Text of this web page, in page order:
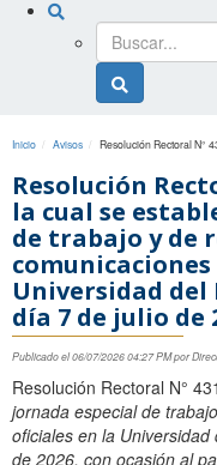
generalBuscador
general
Inicio Avisos Resolución Rectoral N° 431 de 2026 “Por la cual se establece una jornada especial de trabajo y de recepción de comunicaciones oficiales en la Universidad del
Resolución
la cual se
de trabajo y de
Universidad
día 7 de julio de
Publicado el 06/07/2026 04:27 PM por
Resolución Rectoral N°
jornada especial de
oficiales en la
de 2026, con ocasión al